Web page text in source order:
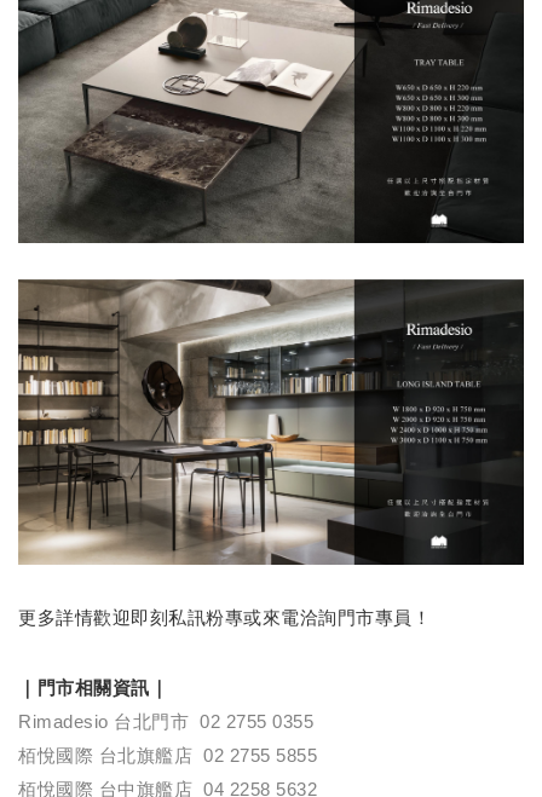
更多詳情歡迎即刻私訊粉專或來電洽詢門市專員！
｜門市相關資訊｜
Rimadesio 台北門市 02 2755 0355
栢悅國際 台北旗艦店 02 2755 5855
栢悅國際 台中旗艦店 04 2258 5632